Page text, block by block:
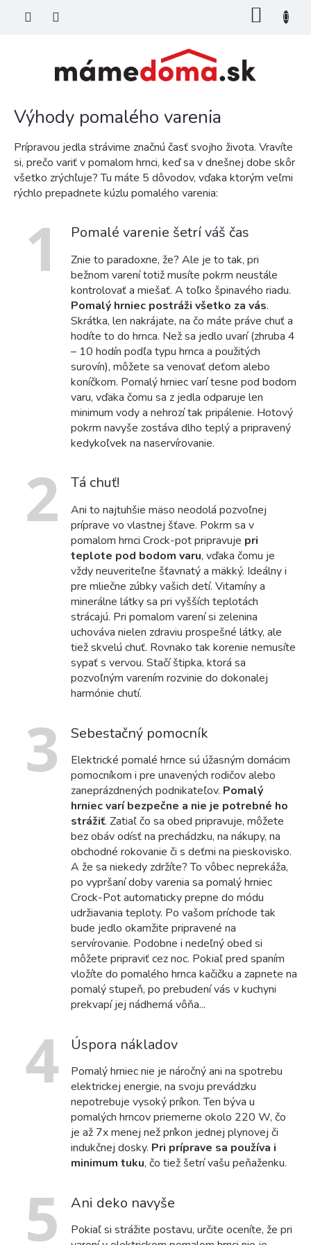
Výhody pomalého varenia
Prípravou jedla strávime značnú časť svojho života. Vravíte
si, prečo variť v pomalom hrnci, keď sa v dnešnej dobe skôr
všetko zrýchľuje? Tu máte 5 dôvodov, vďaka ktorým veľmi
rýchlo prepadnete kúzlu pomalého varenia:
1 Pomalé varenie šetrí váš čas
Znie to paradoxne, že? Ale je to tak, pri
bežnom varení totiž musíte pokrm neustále
kontrolovať a miešať. A toľko špinavého riadu.
Pomalý hrniec postráži všetko za vás.
Skrátka, len nakrájate, na čo máte práve chuť a
hodíte to do hrnca. Než sa jedlo uvarí (zhruba 4
– 10 hodín podľa typu hrnca a použitých
surovín), môžete sa venovať deťom alebo
koníčkom. Pomalý hrniec varí tesne pod bodom
varu, vďaka čomu sa z jedla odparuje len
minimum vody a nehrozí tak pripálenie. Hotový
pokrm navyše zostáva dlho teplý a pripravený
kedykoľvek na naservírovanie.
2 Tá chuť!
Ani to najtuhšie mäso neodolá pozvoľnej
príprave vo vlastnej šťave. Pokrm sa v
pomalom hrnci Crock-pot pripravuje pri
teplote pod bodom varu, vďaka čomu je
vždy neuveriteľne šťavnatý a mäkký. Ideálny i
pre mliečne zúbky vašich detí. Vitamíny a
minerálne látky sa pri vyšších teplotách
strácajú. Pri pomalom varení si zelenina
uchováva nielen zdraviu prospešné látky, ale
tiež skvelú chuť. Rovnako tak korenie nemusíte
sypať s vervou. Stačí štipka, ktorá sa
pozvoľným varením rozvinie do dokonalej
harmónie chutí.
3 Sebestačný pomocník
Elektrické pomalé hrnce sú úžasným domácim
pomocníkom i pre unavených rodičov alebo
zaneprázdnených podnikateľov. Pomalý
hrniec varí bezpečne a nie je potrebné ho
strážiť. Zatiaľ čo sa obed pripravuje, môžete
bez obáv odísť na prechádzku, na nákupy, na
obchodné rokovanie či s deťmi na pieskovisko.
A že sa niekedy zdržíte? To vôbec neprekáža,
po vypršaní doby varenia sa pomalý hrniec
Crock-Pot automaticky prepne do módu
udržiavania teploty. Po vašom príchode tak
bude jedlo okamžite pripravené na
servírovanie. Podobne i nedeľný obed si
môžete pripraviť cez noc. Pokiaľ pred spaním
vložíte do pomalého hrnca kačičku a zapnete na
pomalý stupeň, po prebudení vás v kuchyni
prekvapí jej nádherná vôňa...
4 Úspora nákladov
Pomalý hrniec nie je náročný ani na spotrebu
elektrickej energie, na svoju prevádzku
nepotrebuje vysoký príkon. Ten býva u
pomalých hrncov priemerne okolo 220 W, čo
je až 7x menej než príkon jednej plynovej či
indukčnej dosky. Pri príprave sa používa i
minimum tuku, čo tiež šetrí vašu peňaženku.
5 Ani deko navyše
Pokiaľ si strážite postavu, určite oceníte, že pri